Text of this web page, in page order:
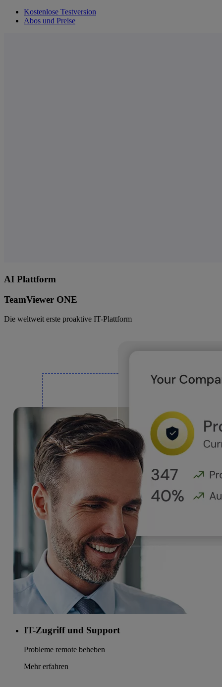
Kostenlose Testversion
Abos und Preise
AI Plattform
TeamViewer ONE
Die weltweit erste proaktive IT-Plattform
IT-Zugriff und Support
Probleme remote beheben
Mehr erfahren